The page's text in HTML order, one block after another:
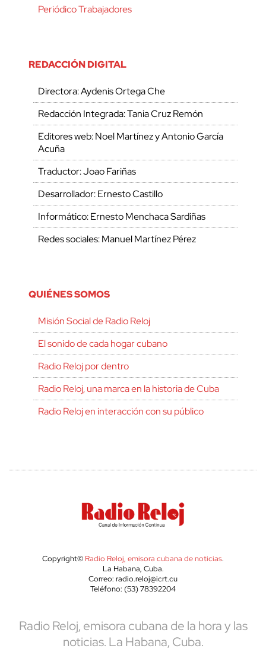
Periódico Trabajadores
REDACCIÓN DIGITAL
Directora: Aydenis Ortega Che
Redacción Integrada: Tania Cruz Remón
Editores web: Noel Martínez y Antonio García
Acuña
Traductor: Joao Fariñas
Desarrollador: Ernesto Castillo
Informático: Ernesto Menchaca Sardiñas
Redes sociales: Manuel Martínez Pérez
QUIÉNES SOMOS
Misión Social de Radio Reloj
El sonido de cada hogar cubano
Radio Reloj por dentro
Radio Reloj, una marca en la historia de Cuba
Radio Reloj en interacción con su público
Copyright© Radio Reloj, emisora cubana de noticias.
La Habana, Cuba.
Correo: radio.reloj@icrt.cu
Teléfono: (53) 78392204
Radio Reloj, emisora cubana de la hora y las
noticias. La Habana, Cuba.